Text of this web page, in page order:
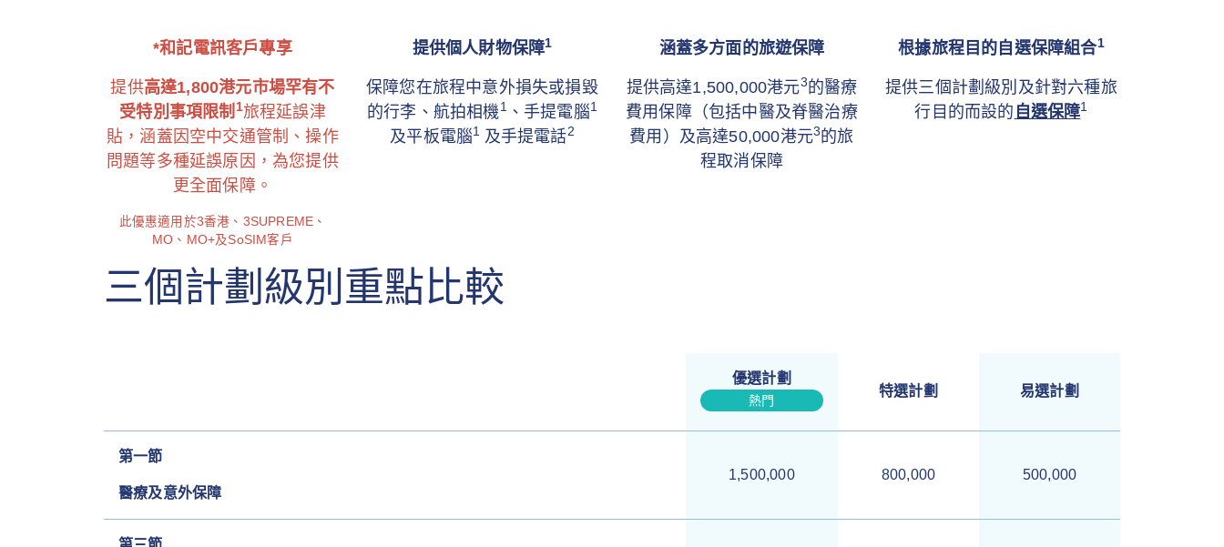
*和記電訊客戶專享
提供高達1,800港元市場罕有不
受特別事項限制 1旅程延誤津
貼，涵蓋因空中交通管制、操作
問題等多種延誤原因，為您提供
更全面保障。
此優惠適用於3香港、3SUPREME、
MO、MO+及SoSIM客戶
提供個人財物保障1
保障您在旅程中意外損失或損毀
的行李、航拍相機1、手提電腦1
及平板電腦1 及手提電話2
涵蓋多方面的旅遊保障
提供高達1,500,000港元3 的醫療
費用保障（包括中醫及脊醫治療
費用）及高達50,000港元3 的旅
程取消保障
根據旅程目的自選保障組合1
提供三個計劃級別及針對六種旅
行目的而設的 自選保障1
三個計劃級別重點比較
優選計劃
熱門
特選計劃 易選計劃
第一節
醫療及意外保障
1,500,000 800,000 500,000